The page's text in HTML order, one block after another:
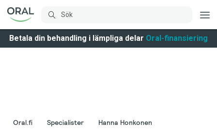
Betala din behandling i lämpliga delar Oral-finansiering
Oral.fi Specialister Hanna Honkonen